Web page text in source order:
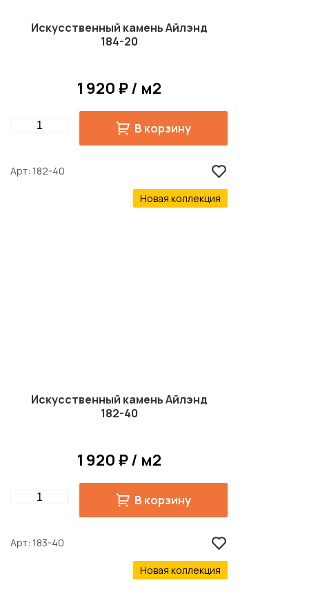
Искусственный камень Айлэнд
184-20
1 920 ₽ / м2
Quantity В корзину
Арт 182-40
Новая коллекция
Искусственный камень Айлэнд
182-40
1 920 ₽ / м2
Quantity В корзину
Арт 183-40
Новая коллекция